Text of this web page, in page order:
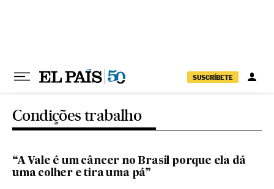
SUSCRÍBETE
Condições trabalho
“A Vale é um câncer no Brasil porque ela dá
uma colher e tira uma pá”